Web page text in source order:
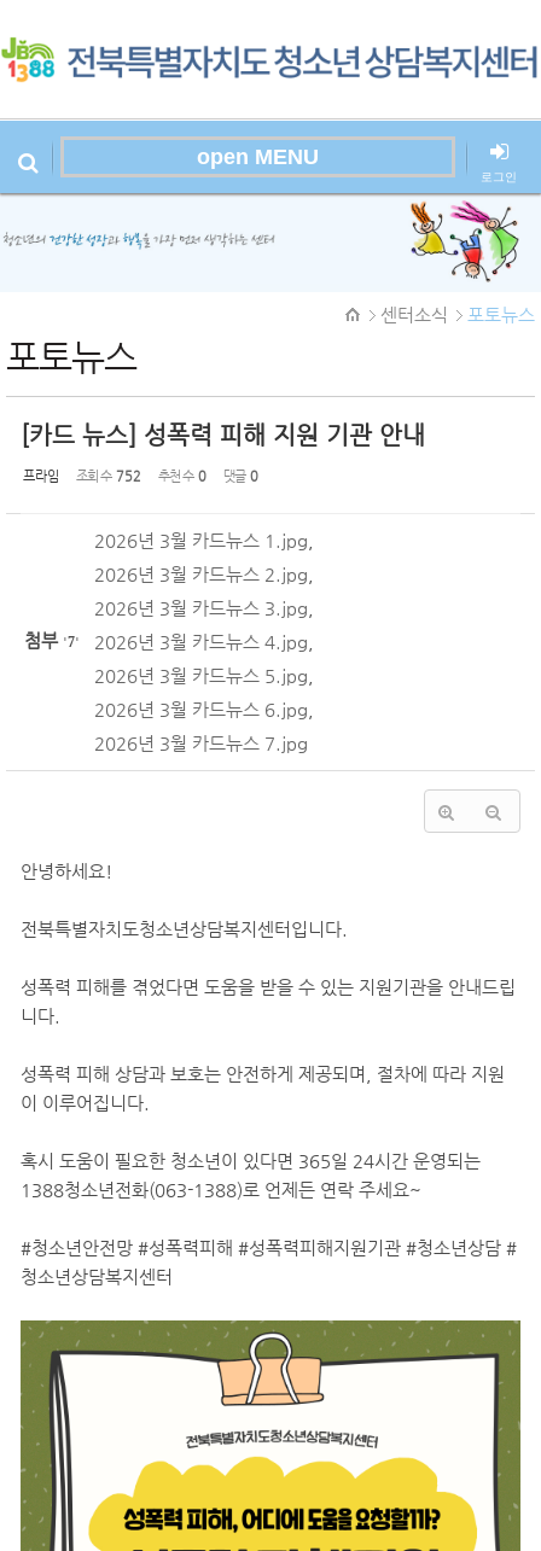
open MENU
로그인
센터소식
포토뉴스
포토뉴스
[카드 뉴스] 성폭력 피해 지원 기관 안내
프라임 조회 수 752 추천 수 0 댓글 0
첨부 '7'
2026년 3월 카드뉴스 1.jpg
2026년 3월 카드뉴스 2.jpg
2026년 3월 카드뉴스 3.jpg
2026년 3월 카드뉴스 4.jpg
2026년 3월 카드뉴스 5.jpg
2026년 3월 카드뉴스 6.jpg
2026년 3월 카드뉴스 7.jpg
안녕하세요!
전북특별자치도청소년상담복지센터입니다.
성폭력 피해를 겪었다면 도움을 받을 수 있는 지원기관을 안내드립
니다.
성폭력 피해 상담과 보호는 안전하게 제공되며, 절차에 따라 지원
이 이루어집니다.
혹시 도움이 필요한 청소년이 있다면 365일 24시간 운영되는
1388청소년전화(063-1388)로 언제든 연락 주세요~
#청소년안전망 #성폭력피해 #성폭력피해지원기관 #청소년상담 #
청소년상담복지센터
스케치북5
스케치북5